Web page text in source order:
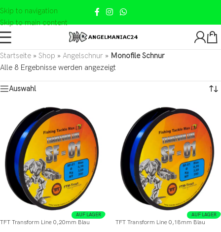
Skip to navigation
Skip to main content
Startseite » Shop » Angelschnur » Monofile Schnur
Alle 8 Ergebnisse werden angezeigt
Auswahl
AUF LAGER
TFT Transform Line 0,20mm Blau
AUF LAGER
TFT Transform Line 0,18mm Blau